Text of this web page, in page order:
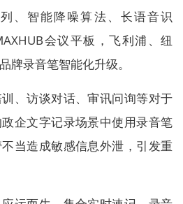
、智能降噪算法、长语音识
会议平板，飞利浦、纽
牌录音笔智能化升级。
、访谈对话、审讯问询等对于
企文字记录场景中使用录音笔
当造成敏感信息外泄，引发重